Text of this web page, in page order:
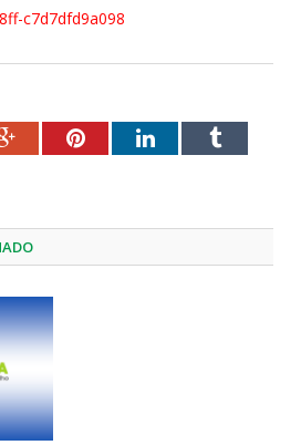
c7d7dfd9a098
Google+PinterestLinkedInTumblr